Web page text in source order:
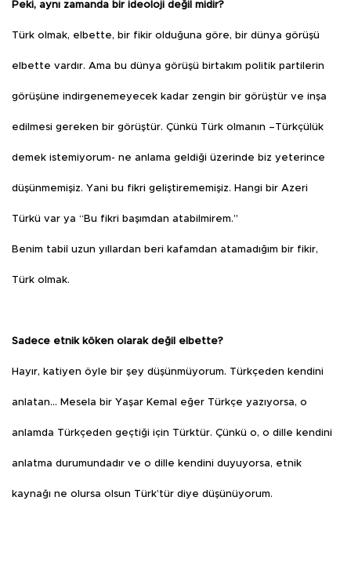
Peki, aynı zamanda bir ideoloji değil midir?
Türk olmak, elbette, bir fikir olduğuna göre, bir dünya görüşü
elbette vardır. Ama bu dünya görüşü birtakım politik partilerin
görüşüne indirgenemeyecek kadar zengin bir görüştür ve inşa
edilmesi gereken bir görüştür. Çünkü Türk olmanın –Türkçülük
demek istemiyorum- ne anlama geldiği üzerinde biz yeterince
düşünmemişiz. Yani bu fikri geliştirememişiz. Hangi bir Azeri
Türkü var ya “Bu fikri başımdan atabilmirem.”
Benim tabiî uzun yıllardan beri kafamdan atamadığım bir fikir,
Türk olmak.
Sadece etnik köken olarak değil elbette?
Hayır, katiyen öyle bir şey düşünmüyorum. Türkçeden kendini
anlatan… Mesela bir Yaşar Kemal eğer Türkçe yazıyorsa, o
anlamda Türkçeden geçtiği için Türktür. Çünkü o, o dille kendini
anlatma durumundadır ve o dille kendini duyuyorsa, etnik
kaynağı ne olursa olsun Türk’tür diye düşünüyorum.